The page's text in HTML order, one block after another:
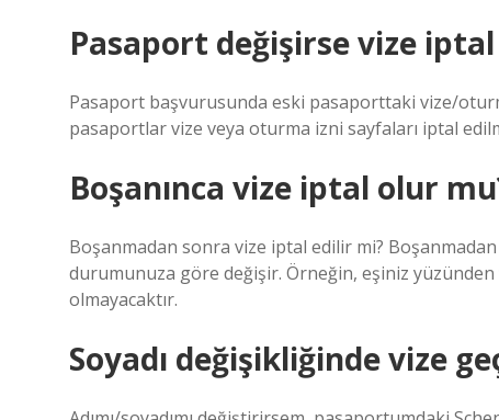
Pasaport değişirse vize
Pasaport başvurusunda eski pasaporttaki vize/
pasaportlar vize veya oturma izni sayfaları iptal
Boşanınca vize iptal olur
Boşanmadan sonra vize iptal edilir mi?
durumunuza göre değişir. Örneğin, eşiniz yüzünden
olmayacaktır.
Soyadı değişikliğinde vize